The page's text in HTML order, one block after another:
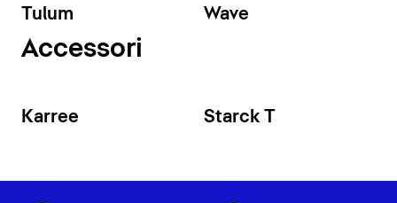
Tulum Wave
Accessori
Karree Starck T